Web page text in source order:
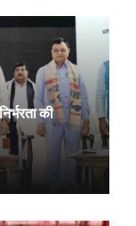
की